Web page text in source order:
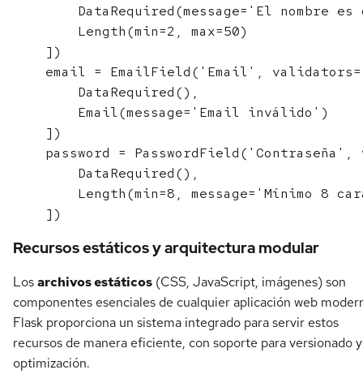
DataRequired(message='El nombre es
        Length(min=2, max=50)
    ])
email = EmailField('Email',
        DataRequired(),
        Email(message='Email inválido')
    ])
password = PasswordField('Contraseña',
        DataRequired(),
Length(min=8, message='Mínimo 8
Recursos estáticos y arquitectura modular
Losarchivos estáticos (CSS, JavaScript, imágenes) son
componentes esenciales de cualquier aplicación web
Flask proporciona un sistema integrado para servir estos
recursos de manera eficiente, con soporte para versionado y
optimización.